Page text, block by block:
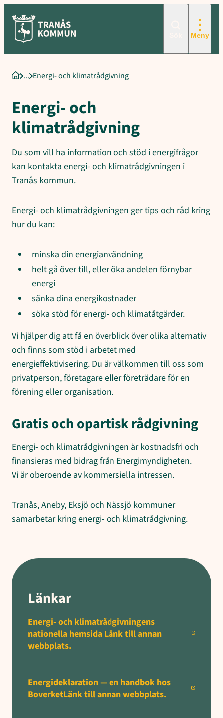
innehåll
Meny
StartsidaEnergi- och klimatrådgivning
Energi- och
klimatrådgivning
Du som vill ha information och stöd i energifrågor
kan kontakta energi- och klimatrådgivningen i
Tranås kommun.
Energi- och klimatrådgivningen ger tips och råd kring
hur du kan:
minska din energianvändning
helt gå över till, eller öka andelen förnybar
energi
sänka dina energikostnader
söka stöd för energi- och klimatåtgärder.
Vi hjälper dig att få en överblick över olika alternativ
och finns som stöd i arbetet med
energieffektivisering. Du är välkommen till oss som
privatperson, företagare eller företrädare för en
förening eller organisation.
Gratis och opartisk rådgivning
Energi- och klimatrådgivningen är kostnadsfri och
finansieras med bidrag från Energimyndigheten.
Vi är oberoende av kommersiella intressen.
Tranås, Aneby, Eksjö och Nässjö kommuner
samarbetar kring energi- och klimatrådgivning.
Länkar
Energi- och klimatrådgivningens
nationella hemsida Länk till annan
webbplats.
Energideklaration — en handbok hos
BoverketLänk till annan webbplats.